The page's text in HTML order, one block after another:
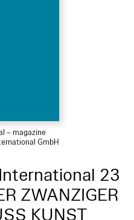
– magazine
GmbH
23
ZWANZIGER
KUNST